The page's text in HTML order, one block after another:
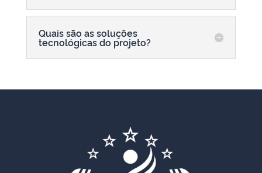
Quais são as soluções
tecnológicas do projeto?